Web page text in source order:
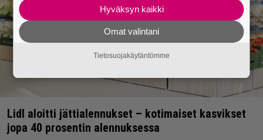
Lidl aloitti jättialennukset – kotimaiset kasvikset
jopa 40 prosentin alennuksessa
Hyväksyn kaikki
Omat valintani
Tietosuojakäytäntömme